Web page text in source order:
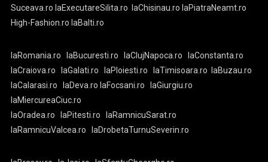
Suceava.ro laExecutareSilita.ro laChisinau.ro laPiatraNeamt.ro
High-Fashion.ro laBalti.ro
laRomania.ro laBucuresti.ro laClujNapoca.ro
laConstanta.ro
laCraiova.ro
laGalati.ro laPloiesti.ro laTimisoara.ro
laBuzau.ro
laCalarasi.ro
laDeva.ro laFocsani.ro
laGiurgiu.ro
laMiercureaCiuc.ro
laOradea.ro
laPitesti.ro
laRamnicuSarat.ro
laRamnicuValcea.ro
laDrobetaTurnuSeverin.ro